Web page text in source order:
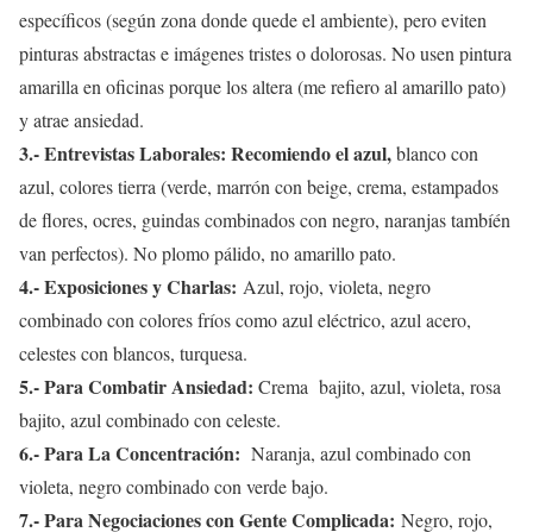
específicos (según zona donde quede el ambiente), pero eviten
pinturas abstractas e imágenes tristes o dolorosas. No usen pintura
amarilla en oficinas porque los altera (me refiero al amarillo pato)
y atrae ansiedad.
3.- Entrevistas Laborales: Recomiendo el azul,blanco con
azul, colores tierra (verde, marrón con beige, crema, estampados
de flores, ocres, guindas combinados con negro, naranjas tambíén
van perfectos). No plomo pálido, no amarillo pato.
4.- Exposiciones y Charlas: Azul, rojo, violeta, negro
combinado con colores fríos como azul eléctrico, azul acero,
celestes con blancos, turquesa.
5.- Para Combatir Ansiedad: Crema bajito, azul, violeta, rosa
bajito, azul combinado con celeste.
6.- Para La Concentración: Naranja, azul combinado con
violeta, negro combinado con verde bajo.
7.- Para Negociaciones con Gente Complicada: Negro, rojo,